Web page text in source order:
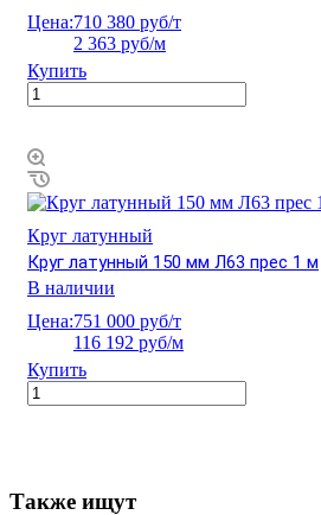
Цена:710 380 руб/т
2 363 руб/м
Купить
Круг латунный
Круг латунный 150 мм Л63 прес 1 м
В наличии
Цена:751 000 руб/т
116 192 руб/м
Купить
Также ищут